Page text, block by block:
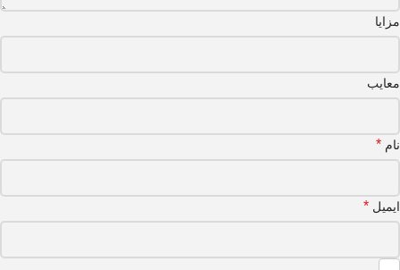
مزایا
معایب
نام *
ایمیل *